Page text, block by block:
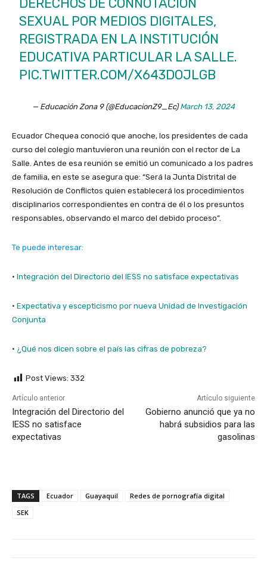
DERECHOS DE CONNOTACIÓN
SEXUAL POR MEDIOS DIGITALES,
REGISTRADA EN LA INSTITUCIÓN
EDUCATIVA PARTICULAR LA SALLE.
PIC.TWITTER.COM/X643DOJLGB
— Educación Zona 9 (@EducacionZ9_Ec)March 13, 2024
Ecuador Chequea conoció que anoche, los presidentes de cada
curso del colegio mantuvieron una reunión con el rector de La
Salle. Antes de esa reunión se emitió un comunicado a los padres
de familia, en este se asegura que: “Será la Junta Distrital de
Resolución de Conflictos quien establecerá los procedimientos
disciplinarios correspondientes en contra de él o los presuntos
responsables, observando el marco del debido proceso”.
Te puede interesar:
· Integración del Directorio del IESS no satisface expectativas
· Expectativa y escepticismo por nueva Unidad de Investigación
Conjunta
· ¿Qué nos dicen sobre el país las cifras de pobreza?
Post Views: 332
Artículo anterior
Integración del Directorio del
IESS no satisface
expectativas
Artículo siguiente
Gobierno anunció que ya no
habrá subsidios para las
gasolinas
TAGS Ecuador Guayaquil
Redes de pornografía digital
SEK